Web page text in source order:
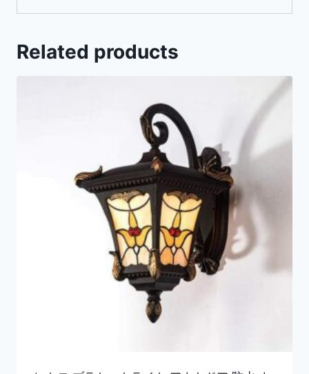
Related products